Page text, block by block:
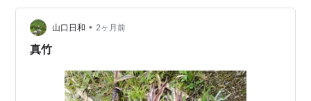
るぶんがメンドーな作業だったかも？ みたいな ... ヽ(´o
｀； でも、炊…
山口日和 • 2ヶ月前
真竹